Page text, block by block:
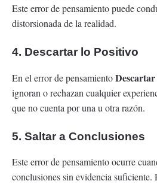
Este error de pensamiento puede
distorsionada de la realidad.
4. Descartar lo Positivo
En el error de pensamiento
ignoran o rechazan cualquier
que no cuenta por una u otra razón.
5. Saltar a Conclusiones
Este error de pensamiento ocurre
conclusiones sin evidencia suficiente.